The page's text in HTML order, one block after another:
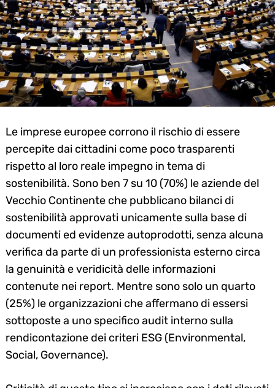
Le imprese europee corrono il rischio di essere
percepite dai cittadini come poco trasparenti
rispetto al loro reale impegno in tema di
sostenibilità. Sono ben 7 su 10 (70%) le aziende del
Vecchio Continente che pubblicano bilanci di
sostenibilità approvati unicamente sulla base di
documenti ed evidenze autoprodotti, senza alcuna
verifica da parte di un professionista esterno circa
la genuinità e veridicità delle informazioni
contenute nei report. Mentre sono solo un quarto
(25%) le organizzazioni che affermano di essersi
sottoposte a uno specifico audit interno sulla
rendicontazione dei criteri ESG (Environmental,
Social, Governance).